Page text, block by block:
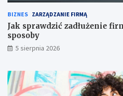
BIZNES ZARZĄDZANIE FIRMĄ
Jak sprawdzić zadłużenie
sposoby
5 sierpnia 2026